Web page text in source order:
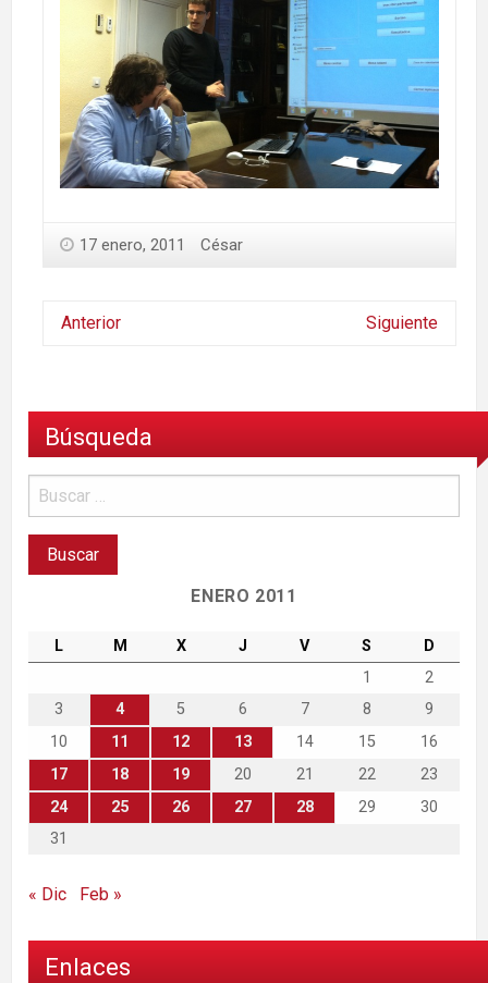
17 enero, 2011 César
Anterior Siguiente
Búsqueda
ENERO 2011
L M X J V S
D
1
2
3
4 5 6 7 8
9
10
11 12 13 14 15
16
17
18 19 20 21 22
23
24
25 26 27 28 29
30
31
« Dic Feb »
Enlaces